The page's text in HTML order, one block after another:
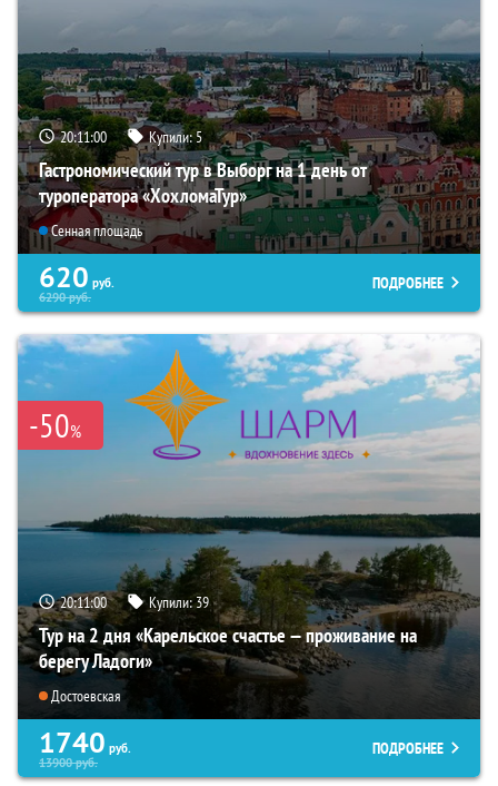
20:10:59 Купили:5
Гастрономический тур в Выборг на 1 день от
туроператора «ХохломаТур»
Сенная площадь
620 руб.
6290руб.
ПОДРОБНЕЕ
-50%
20:10:59 Купили:39
Тур на 2 дня «Карельское счастье — проживание на
берегу Ладоги»
Достоевская
1740 руб.
13900руб.
ПОДРОБНЕЕ